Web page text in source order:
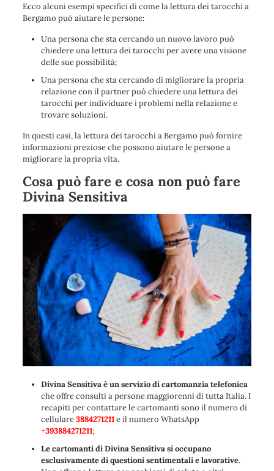
Ecco alcuni esempi specifici di come la lettura dei tarocchi a
Bergamo può aiutare le persone:
Una persona che sta cercando un nuovo lavoro può
chiedere una lettura dei tarocchi per avere una visione
delle sue possibilità;
Una persona che sta cercando di migliorare la propria
relazione con il partner può chiedere una lettura dei
tarocchi per individuare i problemi nella relazione e
trovare soluzioni.
In questi casi, la lettura dei tarocchi a Bergamo può fornire
informazioni preziose che possono aiutare le persone a
migliorare la propria vita.
Cosa può fare e cosa non può fare
Divina Sensitiva
Divina Sensitiva è un servizio di cartomanzia telefonica
che offre consulti a persone maggiorenni di tutta Italia. I
recapiti per contattare le cartomanti sono il numero di
cellulare3884271211e il numero WhatsApp
+393884271211;
Le cartomanti di Divina Sensitiva si occupano
esclusivamente di questioni sentimentali e lavorative.